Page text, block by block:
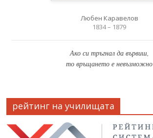
Любен Каравелов
1834 – 1879
Ако си тръгнал да вървиш,
то връщането е невъзможно
рейтинг на училищата